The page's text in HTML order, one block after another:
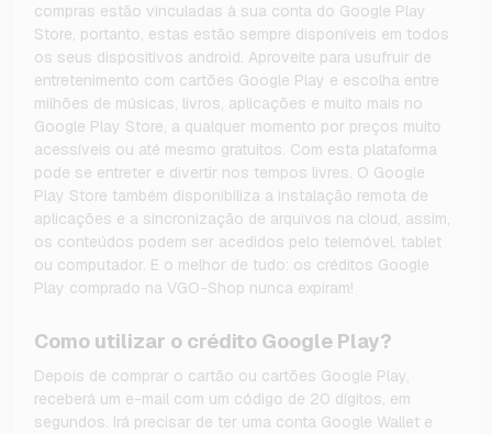
compras estão vinculadas à sua conta do Google Play
Store, portanto, estas estão sempre disponíveis em todos
os seus dispositivos android. Aproveite para usufruir de
entretenimento com cartões Google Play e escolha entre
milhões de músicas, livros, aplicações e muito mais no
Google Play Store, a qualquer momento por preços muito
acessíveis ou até mesmo gratuitos. Com esta plataforma
pode se entreter e divertir nos tempos livres. O Google
Play Store também disponibiliza a instalação remota de
aplicações e a sincronização de arquivos na cloud, assim,
os conteúdos podem ser acedidos pelo telemóvel, tablet
ou computador. E o melhor de tudo: os créditos Google
Play comprado na VGO-Shop nunca expiram!
Como utilizar o crédito Google Play?
Depois de comprar o cartão ou cartões Google Play,
receberá um e-mail com um código de 20 dígitos, em
segundos. Irá precisar de ter uma conta Google Wallet e